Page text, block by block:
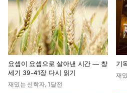
요셉이 요셉으로 살아낸 시간 — 창
세기 39-41장 다시 읽기
재밌는 신학자, 1달전
기
재